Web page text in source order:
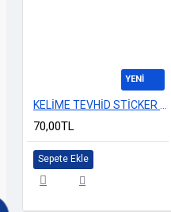
YENİ
70,00TL
Sepete Ekle